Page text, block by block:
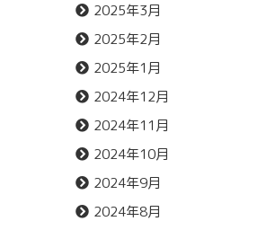
2025年3月
2025年2月
2025年1月
2024年12月
2024年11月
2024年10月
2024年9月
2024年8月